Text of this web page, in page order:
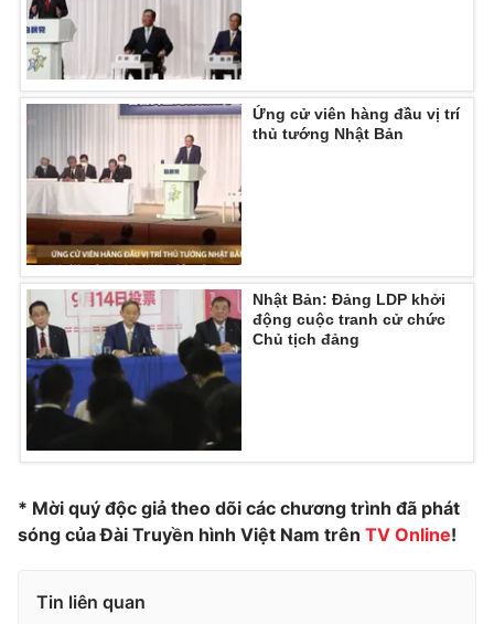
Ứng cử viên hàng đầu vị trí
thủ tướng Nhật Bản
Nhật Bản: Đảng LDP khởi
động cuộc tranh cử chức
Chủ tịch đảng
* Mời quý độc giả theo dõi các chương trình đã phát
sóng của Đài Truyền hình Việt Nam trên TV Online!
Tin liên quan